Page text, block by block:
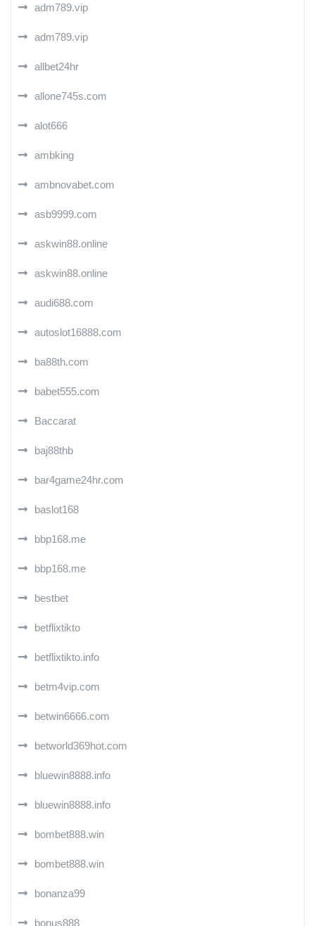
adm789.vip
adm789.vip
allbet24hr
allone745s.com
alot666
ambking
ambnovabet.com
asb9999.com
askwin88.online
askwin88.online
audi688.com
autoslot16888.com
ba88th.com
babet555.com
Baccarat
baj88thb
bar4game24hr.com
baslot168
bbp168.me
bbp168.me
bestbet
betflixtikto
betflixtikto.info
betm4vip.com
betwin6666.com
betworld369hot.com
bluewin8888.info
bluewin8888.info
bombet888.win
bombet888.win
bonanza99
bonus888